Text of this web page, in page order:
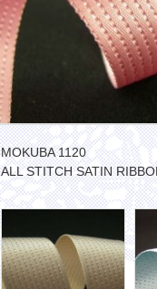
MOKUBA 1120
ALL STITCH SATIN